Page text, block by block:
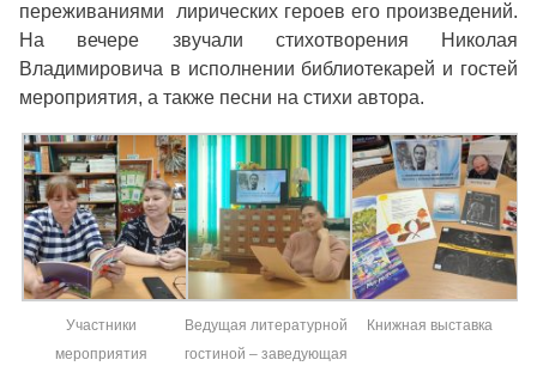
переживаниями лирических героев его произведений.
На вечере звучали стихотворения Николая
Владимировича в исполнении библиотекарей и гостей
мероприятия, а также песни на стихи автора.
Участники
мероприятия
Ведущая литературной
гостиной – заведующая
Книжная выставка